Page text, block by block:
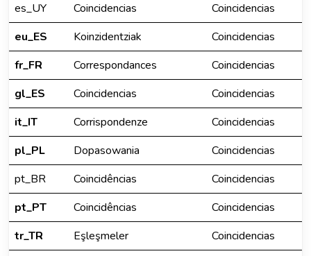
es_UY
Coincidencias
Coincidencias
eu_ES
Koinzidentziak
Coincidencias
fr_FR
Correspondances
Coincidencias
gl_ES
Coincidencias
Coincidencias
it_IT
Corrispondenze
Coincidencias
pl_PL
Dopasowania
Coincidencias
pt_BR
Coincidências
Coincidencias
pt_PT
Coincidências
Coincidencias
tr_TR
Eşleşmeler
Coincidencias